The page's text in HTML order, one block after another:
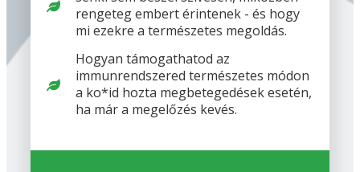
rengeteg embert érintenek - és hogy
mi ezekre a természetes megoldás.
Hogyan támogathatod az
immunrendszered természetes módon
a ko*id hozta megbetegedések esetén,
ha már a megelőzés kevés.